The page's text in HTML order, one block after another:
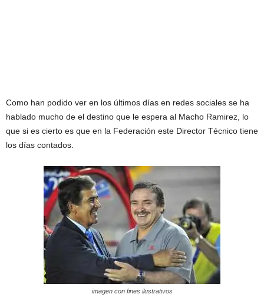
Como han podido ver en los últimos días en redes sociales se ha
hablado mucho de el destino que le espera al Macho Ramirez, lo
que si es cierto es que en la Federación este Director Técnico tiene
los días contados.
imagen con fines ilustrativos